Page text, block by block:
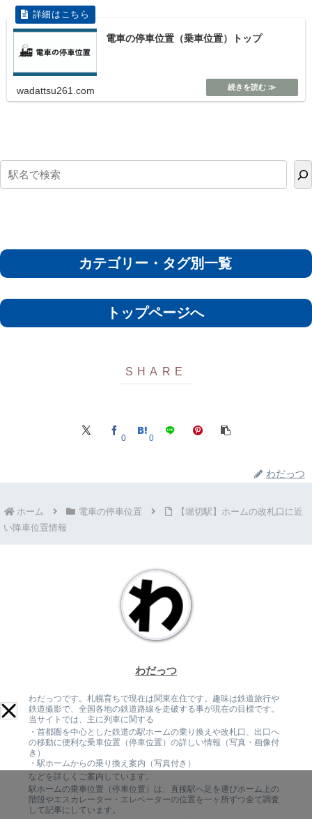
電車の停車位置（乗車位置）トップ
wadattsu261.com
カテゴリー・タグ別一覧
トップページへ
0 0
わだっつ
ホーム 電車の停車位置
【堀切駅】ホームの改札口に近
い降車位置情報
わだっつ
わだっつです。札幌育ちで現在は関東在住です。趣味は鉄道旅行や
鉄道撮影で、全国各地の鉄道路線を走破する事が現在の目標です。
当サイトでは、主に列車に関する
・首都圏を中心とした鉄道の駅ホームの乗り換えや改札口、出口へ
の移動に便利な乗車位置（停車位置）の詳しい情報（写真・画像付
き）
・駅ホームからの乗り換え案内（写真付き）
などを詳しくご案内しています。
駅ホームの乗車位置（停車位置）は、直接駅へ足を運びホーム上の
階段やエスカレーター・エレベーターの位置を一ヶ所ずつ全て調査
して記事にしています。